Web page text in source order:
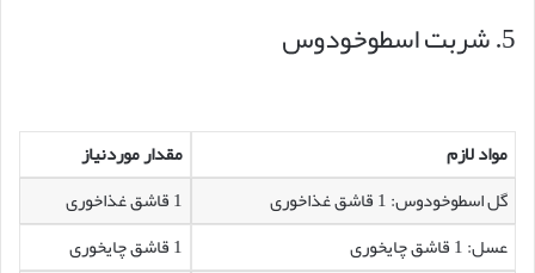
5. شربت اسطوخودوس
مواد لازم
مقدار موردنیاز
گل اسطوخودوس: 1 قاشق غذاخوری
1 قاشق غذاخوری
عسل: 1 قاشق چایخوری
1 قاشق چایخوری